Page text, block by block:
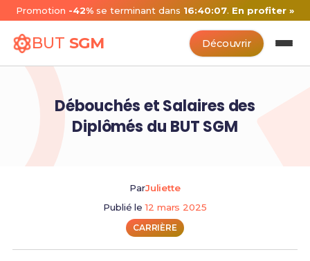
Promotion -42% se terminant dans 16:40:07. En profiter »
BUT SGM Découvrir
Débouchés et Salaires des
Diplômés du BUT SGM
ParJuliette
Publié le12 mars 2025
CARRIÈRE